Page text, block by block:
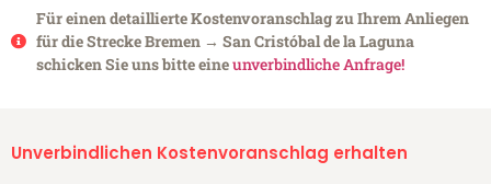
Für einen detaillierte Kostenvoranschlag zu Ihrem Anliegen
für die Strecke Bremen → San Cristóbal de la Laguna
schicken Sie uns bitte eineunverbindliche Anfrage!
Unverbindlichen Kostenvoranschlag erhalten